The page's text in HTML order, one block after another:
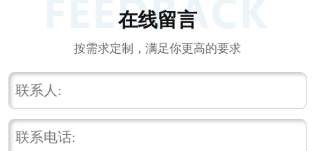
在线留言
按需求定制，满足你更高的要求